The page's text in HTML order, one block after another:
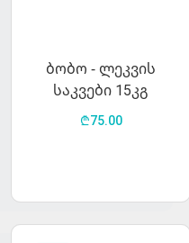
ბობო - ლეკვის
საკვები 15კგ
₾75.00